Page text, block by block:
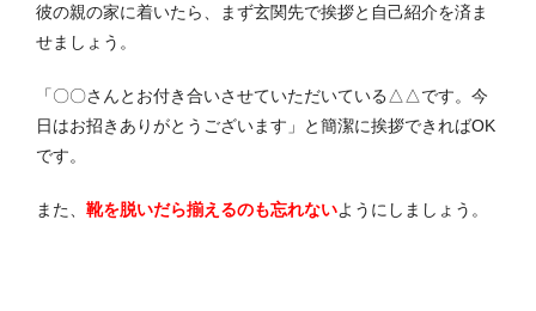
彼の親の家に着いたら、まず玄関先で挨拶と自己紹介を済ま
せましょう。
「〇〇さんとお付き合いさせていただいている△△です。今
日はお招きありがとうございます」と簡潔に挨拶できればOK
です。
また、 靴を脱いだら揃えるのも忘れないようにしましょう。